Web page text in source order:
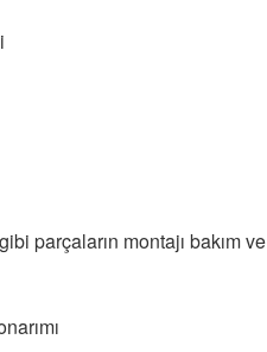
parçaların montajı bakım ve